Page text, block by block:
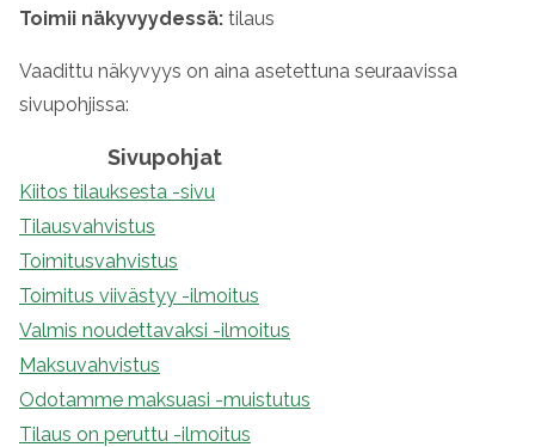
Toimii näkyvyydessä: tilaus
Vaadittu näkyvyys on aina asetettuna seuraavissa
sivupohjissa:
Sivupohjat
Kiitos tilauksesta -sivu
Tilausvahvistus
Toimitusvahvistus
Toimitus viivästyy -ilmoitus
Valmis noudettavaksi -ilmoitus
Maksuvahvistus
Odotamme maksuasi -muistutus
Tilaus on peruttu -ilmoitus